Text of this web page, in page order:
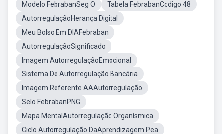
Modelo FebrabanSeg O
Tabela FebrabanCodigo 48
AutorregulaçãoHerança Digital
Meu Bolso Em DIAFebraban
AutorregulaçãoSignificado
Imagem AutorregulaçãoEmocional
Sistema De Autorregulação Bancária
Imagem Referente AAAutorregulação
Selo FebrabanPNG
Mapa MentalAutorregulação Organísmica
Ciclo Autorregulação DaAprendizagem Pea